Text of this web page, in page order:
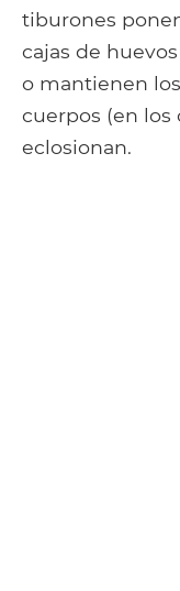
tiburones
cajas de
o mantienen
cuerpos (en los
eclosionan.